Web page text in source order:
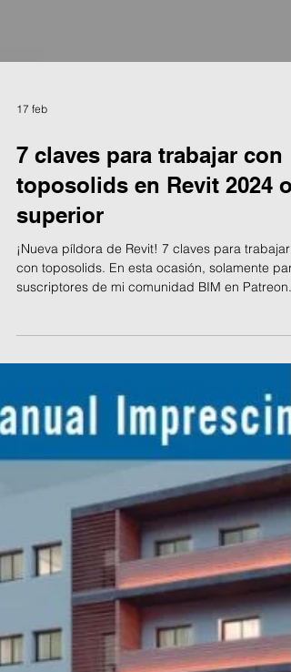
7 claves para trabajar con
toposolids en Revit 2024 o
superior
¡Nueva píldora de Revit! 7 claves para trabajar
(¿de verdad que aún no eres suscriptor?) Es
proyectos se alargan más de un año, hay
diferentes agentes que ya se pusieron de
acuerdo en una versión... incluso el cambio en
los flujos de trabajo es algo que hace pensarse